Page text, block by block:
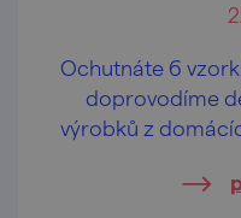
Ochutnáte 6
doprovodíme
výrobků z